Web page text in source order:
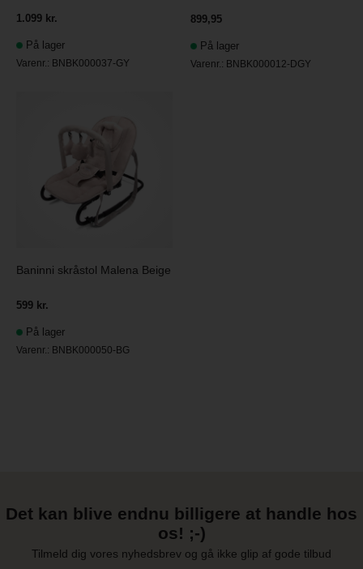
1.099 kr.
På lager
Varenr.: BNBK000037-GY
899,95
På lager
Varenr.: BNBK000012-DGY
Baninni skråstol Malena Beige
599 kr.
På lager
Varenr.: BNBK000050-BG
Det kan blive endnu billigere at handle hos
os! ;-)
Tilmeld dig vores nyhedsbrev og gå ikke glip af gode tilbud